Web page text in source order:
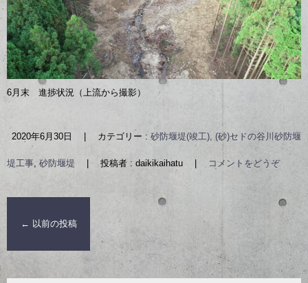
6月末 進捗状況（上流から撮影）
2020年6月30日 | カテゴリー : 砂防堰堤(竣工), (砂)セドの谷川砂防堰
堤工事 砂防堰堤 | 投稿者 : daikikaihatu | コメントをどうぞ
← 以前の投稿